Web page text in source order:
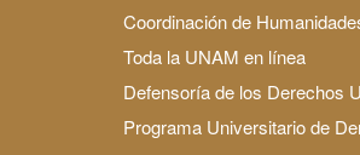
Coordinación de
Toda la UNAM en línea
Defensoría de los Derechos
Programa Universitario de